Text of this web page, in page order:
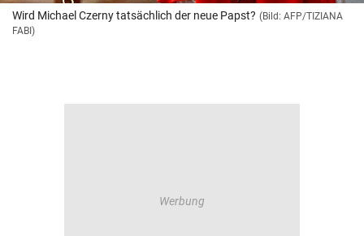
Wird Michael Czerny tatsächlich der neue Papst? (Bild: AFP/TIZIANA
FABI)